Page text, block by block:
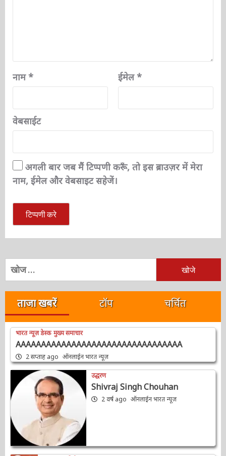
नाम* ईमेल*
वेबसाईट
नाम, ईमेल और वेबसाइट सहेजें।
निम्न
खोजें:
ताजा खबरें टॉप चर्चित
भारत न्यूज़ डेस्क मुख्य समाचार
AAAAAAAAAAAAAAAAAAAAAAAAAAAAAAAAA
2 सप्ताह ago ऑनलाईन भारत न्यूज़
उद्धरण